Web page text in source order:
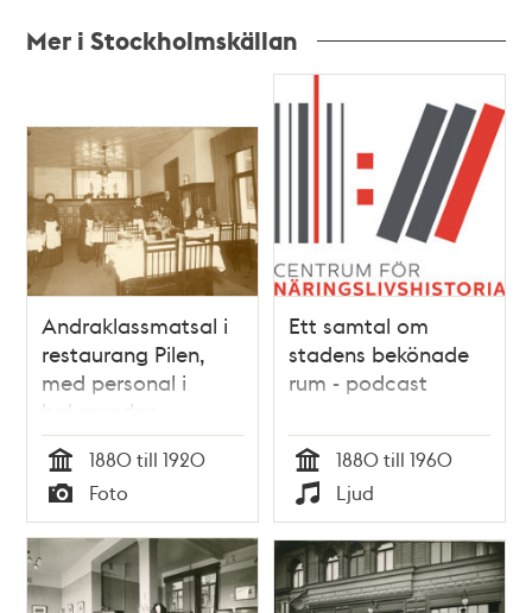
Mer i Stockholmskällan
och
teman
Andraklassmatsal i
restaurang Pilen,
med personal i
bakgrunden
Tid
1880 till 1920
Typ
Foto
Ett samtal om
stadens bekönade
rum - podcast
Tid
1880 till 1960
Typ
Ljud